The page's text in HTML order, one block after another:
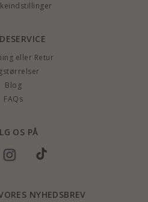
eller Retur
Blog
FAQs
OS PÅ
NYHEDSBREV